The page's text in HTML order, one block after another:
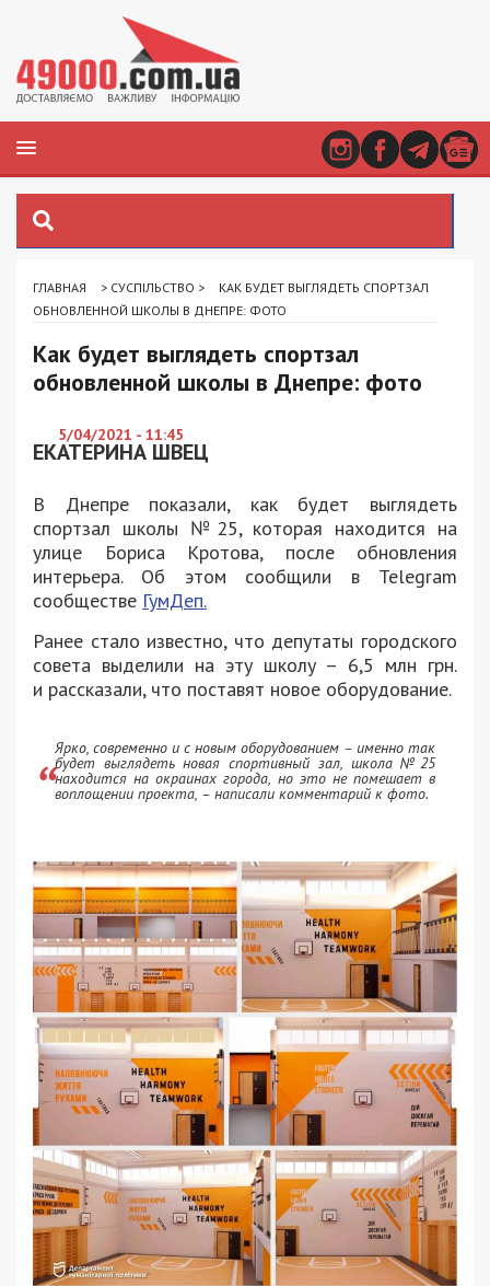
ГЛАВНАЯ > СУСПІЛЬСТВО >
КАК БУДЕТ ВЫГЛЯДЕТЬ СПОРТЗАЛ
ОБНОВЛЕННОЙ ШКОЛЫ В ДНЕПРЕ: ФОТО
Как будет выглядеть спортзал
обновленной школы в Днепре: фото
5/04/2021 - 11:45
ЕКАТЕРИНА ШВЕЦ
В Днепре показали, как будет выглядеть
спортзал школы №25, которая находится на
улице Бориса Кротова, после обновления
интерьера. Об этом сообщили в Telegram
сообществе ГумДеп.
Ранее стало известно, что депутаты городского
совета выделили на эту школу – 6,5 млн грн.
и рассказали, что поставят новое оборудование.
Ярко, современно и с новым оборудованием – именно так
будет выглядеть новая спортивный зал, школа №25
находится на окраинах города, но это не помешает в
воплощении проекта, – написали комментарий к фото.